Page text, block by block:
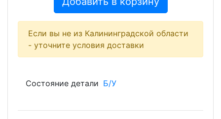
Если вы не из Калининградской области
- уточните условия доставки
Состояние детали Б/У